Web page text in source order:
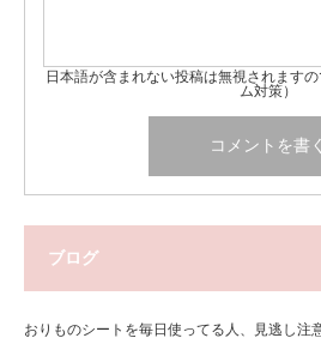
日本語が含まれない投稿は無視されます
ム対策）
ブログ
おりものシートを毎日使ってる人、見逃し注